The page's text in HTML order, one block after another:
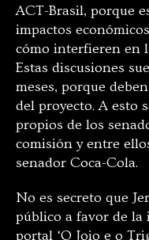
ACT-Brasil, porque
impactos
cómo interfieren en
Estas discusiones
meses, porque
del proyecto. A esto
propios de los
comisión y entre
senador Coca-Cola.
No es secreto que
público a favor de
portal ‘O Joio e o